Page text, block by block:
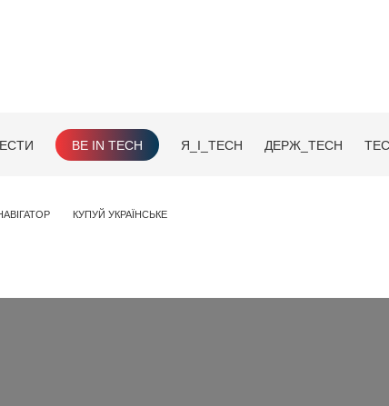
BE IN TECH Я_І_TECH ДЕРЖ_TECH
КУПУЙ УКРАЇНСЬКЕ